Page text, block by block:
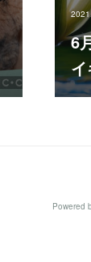
6
Powered